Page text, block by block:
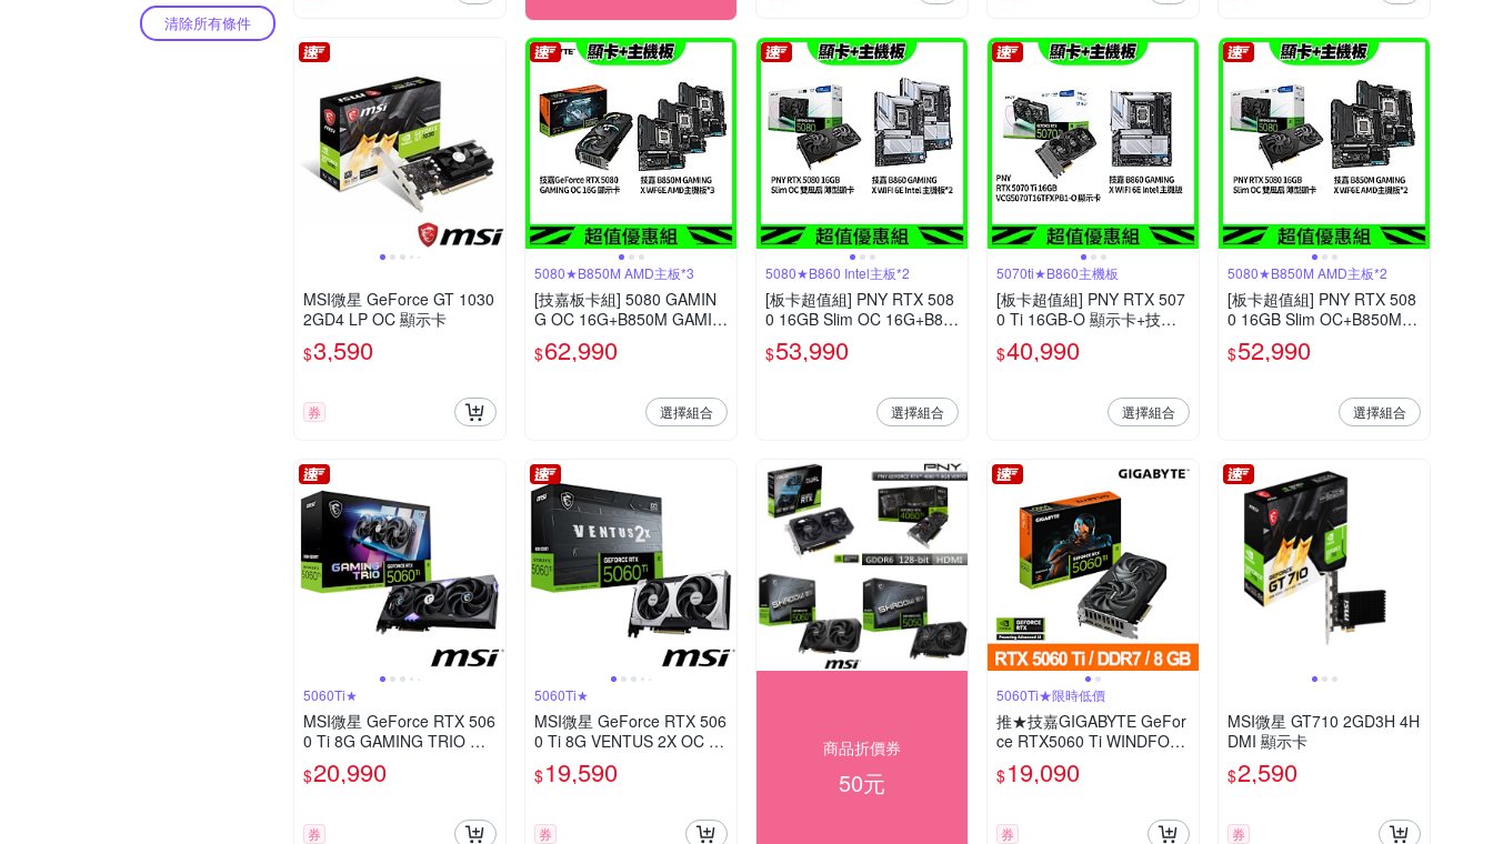
清除所有條件
MSI微星 GeForce GT 1030
2GD4 LP OC 顯示卡
$3,590
券
5080★B850M AMD主板*3
[技嘉板卡組] 5080 GAMIN
G OC 16G+B850M GAMIN
G X WF6E AMD主機板*3
$62,990
選擇組合
5080★B860 Intel主板*2
[板卡超值組] PNY RTX 508
0 16GB Slim OC 16G+B86
0 GAMING X WIFI 6E Intel
主機板*2
$53,990
選擇組合
5070ti★B860主機板
[板卡超值組] PNY RTX 507
0 Ti 16GB-O 顯示卡+技嘉
B860 GAMING X WIFI 6E I
ntel 主機板
$40,990
選擇組合
5080★B850M AMD主板*2
[板卡超值組] PNY RTX 508
0 16GB Slim OC+B850M G
AMING X WF6E AMD主機
板*2
$52,990
選擇組合
5060Ti★
MSI微星 GeForce RTX 506
0 Ti 8G GAMING TRIO OC
顯示卡
$20,990
券
5060Ti★
MSI微星 GeForce RTX 506
0 Ti 8G VENTUS 2X OC PL
US 顯示卡
$19,590
券
商品折價券
50元
5060Ti★限時低價
推★技嘉GIGABYTE GeFor
ce RTX5060 Ti WINDFOR
CE OC-8GD 顯示卡 RTX50
60Ti
$19,090
券
MSI微星 GT710 2GD3H 4H
DMI 顯示卡
$2,590
券